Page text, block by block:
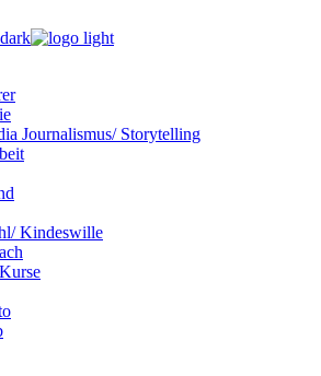
Journalismus/ Storytelling
Kindeswille